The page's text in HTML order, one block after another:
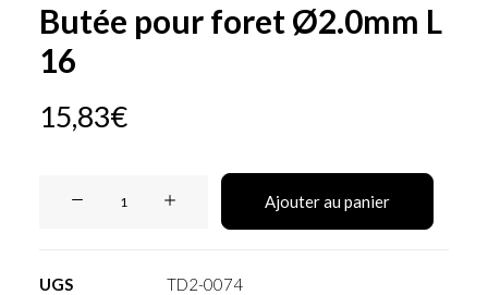
Butée pour foret Ø2.0mm L
16
15,83€
Ajouter au panier
UGS
TD2-0074